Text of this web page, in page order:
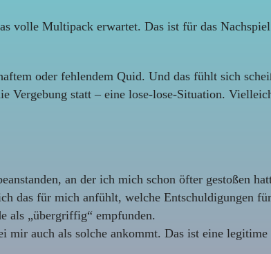
volle Multipack erwartet. Das ist für das
oder fehlendem Quid. Und das fühlt sich
statt – eine lose-lose-Situation.
an der ich mich schon öfter gestoßen
das für mich anfühlt, welche Entschuldigungen
als „übergriffig“ empfunden.
mir auch als solche ankommt. Das ist eine